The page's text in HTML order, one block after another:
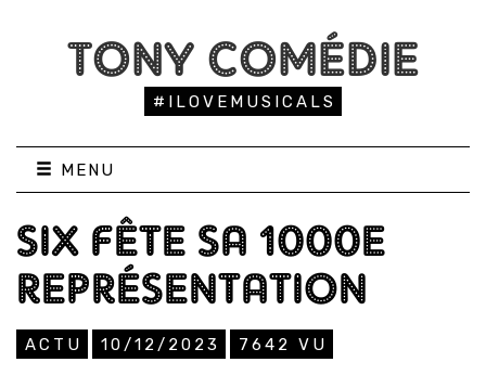
TONY COMÉDIE
#ILOVEMUSICALS
MENU
SIX FÊTE SA 1000E
REPRÉSENTATION
ACTU 10/12/2023 7642 VU